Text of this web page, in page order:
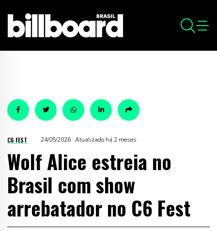
C6 FEST 24/05/2026 · Atualizado há 2 meses
Wolf Alice estreia no
Brasil com show
arrebatador no C6 Fest